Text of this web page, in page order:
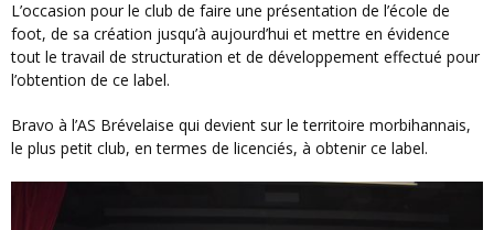
L’occasion pour le club de faire une présentation de l’école de
foot, de sa création jusqu’à aujourd’hui et mettre en évidence
tout le travail de structuration et de développement effectué pour
l’obtention de ce label.
Bravo à l’AS Brévelaise qui devient sur le territoire morbihannais,
le plus petit club, en termes de licenciés, à obtenir ce label.